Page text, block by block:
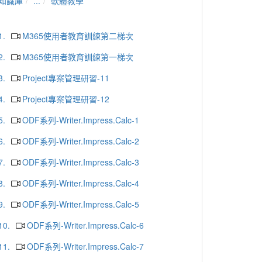
M365使用者教育訓練第二梯次
M365使用者教育訓練第一梯次
Project專案管理研習-11
Project專案管理研習-12
ODF系列-Writer.Impress.Calc-1
ODF系列-Writer.Impress.Calc-2
ODF系列-Writer.Impress.Calc-3
ODF系列-Writer.Impress.Calc-4
ODF系列-Writer.Impress.Calc-5
ODF系列-Writer.Impress.Calc-6
ODF系列-Writer.Impress.Calc-7